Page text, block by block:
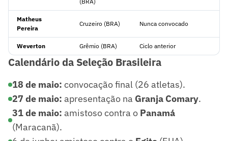
Matheus
Pereira
Cruzeiro (BRA) Nunca convocado
Weverton Grêmio (BRA) Ciclo anterior
Calendário da Seleção Brasileira
18 de maio: convocação final (26 atletas).
27 de maio: apresentação na Granja Comary.
31 de maio: amistoso contra o Panamá
(Maracanã).